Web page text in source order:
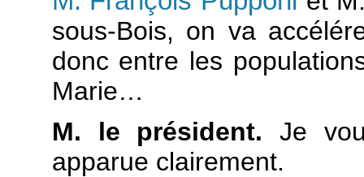
sous-Bois, on va
donc entre les
Marie…
M. le président. Je
apparue clairement.